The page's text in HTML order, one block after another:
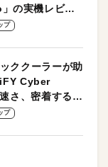
の実機レビュ
プ
ククーラーが助
Cyber
さ、密着する冷
性がグッド！
プ